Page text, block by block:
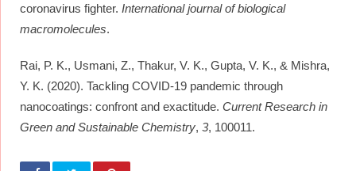
coronavirus fighter. International journal of biological
macromolecules.
Rai, P. K., Usmani, Z., Thakur, V. K., Gupta, V. K., & Mishra,
Y. K. (2020). Tackling COVID-19 pandemic through
nanocoatings: confront and exactitude. Current Research in
Green and Sustainable Chemistry, 3, 100011.